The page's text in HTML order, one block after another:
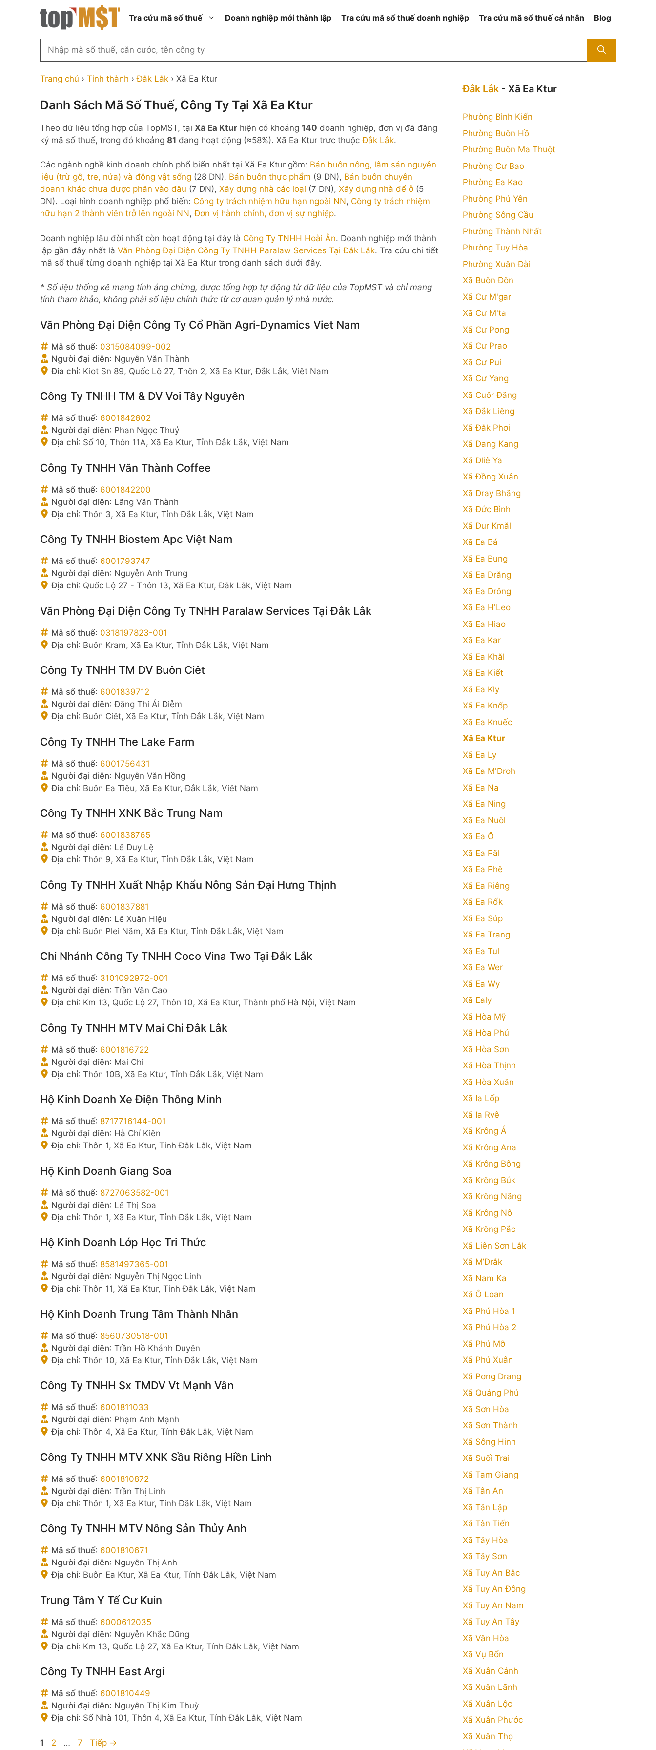
Tra cứu mã số thuế
Thành phố Hồ Chí Minh
Thành phố Hà Nội
Thành phố Đà Nẵng
Thành phố Hải Phòng
Thanh Hóa
Bắc Ninh
Nghệ An
Công ty cổ phần ngoài NN
Công ty hợp doanh
thành viên ngoài NN
thành viên trở lên ngoài NN
Công ty trách nhiệm hữu hạn
Doanh nghiệp 100% vốn đầu tư
nước ngoài
Hộ kinh doanh cá thể
Nhà nước
Ngừng hoạt động nhưng chưa
hoàn thành thủ tục đóng MST
Không hoạt động tại địa chỉ đã
đăng ký
Doanh nghiệp mới thành lập Tra cứu mã số thuế doanh nghiệp Tra cứu mã số thuế cá nhân Blog
Tìm
theo
công
người
đại
hoặc
mã
số
thuế
...
Trang chủ › Tỉnh thành ›Đắk Lắk › Xã Ea Ktur
Danh Sách Mã Số Thuế, Công Ty Tại Xã Ea Ktur
Theo dữ liệu tổng hợp của TopMST, tại Xã Ea Ktur hiện có khoảng 140 doanh nghiệp, đơn vị đã đăng
ký mã số thuế, trong đó khoảng 81 đang hoạt động (≈58%). Xã Ea Ktur trực thuộcĐắk Lắk.
Các ngành nghề kinh doanh chính phổ biến nhất tại Xã Ea Ktur gồm: Bán buôn nông, lâm sản nguyên
liệu (trừ gỗ, tre, nứa) và động vật sống (28 DN), Bán buôn thực phẩm (9 DN), Bán buôn chuyên
doanh khác chưa được phân vào đâu (7 DN), Xây dựng nhà các loại (7 DN), Xây dựng nhà để ở (5
DN). Loại hình doanh nghiệp phổ biến: Công ty trách nhiệm hữu hạn ngoài NN, Công ty trách nhiệm
hữu hạn 2 thành viên trở lên ngoài NN,Đơn vị hành chính, đơn vị sự nghiệp.
Doanh nghiệp lâu đời nhất còn hoạt động tại đây là Công Ty TNHH Hoài Ân. Doanh nghiệp mới thành
lập gần đây nhất là Văn Phòng Đại Diện Công Ty TNHH Paralaw Services Tại Đắk Lắk. Tra cứu chi tiết
mã số thuế từng doanh nghiệp tại Xã Ea Ktur trong danh sách dưới đây.
* Số liệu thống kê mang tính áng chừng, được tổng hợp tự động từ dữ liệu của TopMST và chỉ mang
tính tham khảo, không phải số liệu chính thức từ cơ quan quản lý nhà nước.
Văn Phòng Đại Diện Công Ty Cổ Phần Agri-Dynamics Viet Nam
Mã số thuế: 0315084099-002
Người đại diện: Nguyễn Văn Thành
Địa chỉ: Kiot Sn 89, Quốc Lộ 27, Thôn 2, Xã Ea Ktur, Đắk Lắk, Việt Nam
Công Ty TNHH TM & DV Voi Tây Nguyên
Mã số thuế: 6001842602
Người đại diện: Phan Ngọc Thuỷ
Địa chỉ: Số 10, Thôn 11A, Xã Ea Ktur, Tỉnh Đắk Lắk, Việt Nam
Công Ty TNHH Văn Thành Coffee
Mã số thuế: 6001842200
Người đại diện: Lăng Văn Thành
Địa chỉ: Thôn 3, Xã Ea Ktur, Tỉnh Đắk Lắk, Việt Nam
Công Ty TNHH Biostem Apc Việt Nam
Mã số thuế: 6001793747
Người đại diện: Nguyễn Anh Trung
Địa chỉ: Quốc Lộ 27 - Thôn 13, Xã Ea Ktur, Đắk Lắk, Việt Nam
Văn Phòng Đại Diện Công Ty TNHH Paralaw Services Tại Đắk Lắk
Mã số thuế: 0318197823-001
Địa chỉ: Buôn Kram, Xã Ea Ktur, Tỉnh Đắk Lắk, Việt Nam
Công Ty TNHH TM DV Buôn Ciêt
Mã số thuế: 6001839712
Người đại diện:Đặng Thị Ái Diễm
Địa chỉ: Buôn Ciêt, Xã Ea Ktur, Tỉnh Đắk Lắk, Việt Nam
Công Ty TNHH The Lake Farm
Mã số thuế: 6001756431
Người đại diện: Nguyễn Văn Hồng
Địa chỉ: Buôn Ea Tiêu, Xã Ea Ktur, Đắk Lắk, Việt Nam
Công Ty TNHH XNK Bắc Trung Nam
Mã số thuế: 6001838765
Người đại diện: Lê Duy Lệ
Địa chỉ: Thôn 9, Xã Ea Ktur, Tỉnh Đắk Lắk, Việt Nam
Công Ty TNHH Xuất Nhập Khẩu Nông Sản Đại Hưng Thịnh
Mã số thuế: 6001837881
Người đại diện: Lê Xuân Hiệu
Địa chỉ: Buôn Plei Năm, Xã Ea Ktur, Tỉnh Đắk Lắk, Việt Nam
Chi Nhánh Công Ty TNHH Coco Vina Two Tại Đắk Lắk
Mã số thuế: 3101092972-001
Người đại diện: Trần Văn Cao
Địa chỉ: Km 13, Quốc Lộ 27, Thôn 10, Xã Ea Ktur, Thành phố Hà Nội, Việt Nam
Công Ty TNHH MTV Mai Chi Đắk Lắk
Mã số thuế: 6001816722
Người đại diện: Mai Chi
Địa chỉ: Thôn 10B, Xã Ea Ktur, Tỉnh Đắk Lắk, Việt Nam
Hộ Kinh Doanh Xe Điện Thông Minh
Mã số thuế: 8717716144-001
Người đại diện: Hà Chí Kiên
Địa chỉ: Thôn 1, Xã Ea Ktur, Tỉnh Đắk Lắk, Việt Nam
Hộ Kinh Doanh Giang Soa
Mã số thuế: 8727063582-001
Người đại diện: Lê Thị Soa
Địa chỉ: Thôn 1, Xã Ea Ktur, Tỉnh Đắk Lắk, Việt Nam
Hộ Kinh Doanh Lớp Học Tri Thức
Mã số thuế: 8581497365-001
Người đại diện: Nguyễn Thị Ngọc Linh
Địa chỉ: Thôn 11, Xã Ea Ktur, Tỉnh Đắk Lắk, Việt Nam
Hộ Kinh Doanh Trung Tâm Thành Nhân
Mã số thuế: 8560730518-001
Người đại diện: Trần Hồ Khánh Duyên
Địa chỉ: Thôn 10, Xã Ea Ktur, Tỉnh Đắk Lắk, Việt Nam
Công Ty TNHH Sx TMDV Vt Mạnh Vân
Mã số thuế: 6001811033
Người đại diện: Phạm Anh Mạnh
Địa chỉ: Thôn 4, Xã Ea Ktur, Tỉnh Đắk Lắk, Việt Nam
Công Ty TNHH MTV XNK Sầu Riêng Hiền Linh
Mã số thuế: 6001810872
Người đại diện: Trần Thị Linh
Địa chỉ: Thôn 1, Xã Ea Ktur, Tỉnh Đắk Lắk, Việt Nam
Công Ty TNHH MTV Nông Sản Thủy Anh
Mã số thuế: 6001810671
Người đại diện: Nguyễn Thị Anh
Địa chỉ: Buôn Ea Ktur, Xã Ea Ktur, Tỉnh Đắk Lắk, Việt Nam
Trung Tâm Y Tế Cư Kuin
Mã số thuế: 6000612035
Người đại diện: Nguyễn Khắc Dũng
Địa chỉ: Km 13, Quốc Lộ 27, Xã Ea Ktur, Tỉnh Đắk Lắk, Việt Nam
Công Ty TNHH East Argi
Mã số thuế: 6001810449
Người đại diện: Nguyễn Thị Kim Thuỳ
Địa chỉ: Số Nhà 101, Thôn 4, Xã Ea Ktur, Tỉnh Đắk Lắk, Việt Nam
Trang
1 Trang
2 … Trang
7 Tiếp →
Đắk Lắk - Xã Ea Ktur
Phường Bình Kiến
Phường Buôn Hồ
Phường Buôn Ma Thuột
Phường Cư Bao
Phường Ea Kao
Phường Phú Yên
Phường Sông Cầu
Phường Thành Nhất
Phường Tuy Hòa
Phường Xuân Đài
Xã Buôn Đôn
Xã Cư M'gar
Xã Cư M'ta
Xã Cư Pơng
Xã Cư Prao
Xã Cư Pui
Xã Cư Yang
Xã Cuôr Đăng
Xã Đắk Liêng
Xã Đắk Phơi
Xã Dang Kang
Xã Dliê Ya
Xã Đồng Xuân
Xã Dray Bhăng
Xã Đức Bình
Xã Dur Kmăl
Xã Ea Bá
Xã Ea Bung
Xã Ea Drăng
Xã Ea Drông
Xã Ea H'Leo
Xã Ea Hiao
Xã Ea Kar
Xã Ea Khăl
Xã Ea Kiết
Xã Ea Kly
Xã Ea Knốp
Xã Ea Knuếc
Xã Ea Ktur
Xã Ea Ly
Xã Ea M'Droh
Xã Ea Na
Xã Ea Ning
Xã Ea Nuôl
Xã Ea Ô
Xã Ea Păl
Xã Ea Phê
Xã Ea Riêng
Xã Ea Rốk
Xã Ea Súp
Xã Ea Trang
Xã Ea Tul
Xã Ea Wer
Xã Ea Wy
Xã Ealy
Xã Hòa Mỹ
Xã Hòa Phú
Xã Hòa Sơn
Xã Hòa Thịnh
Xã Hòa Xuân
Xã Ia Lốp
Xã Ia Rvê
Xã Krông Á
Xã Krông Ana
Xã Krông Bông
Xã Krông Búk
Xã Krông Năng
Xã Krông Nô
Xã Krông Pắc
Xã Liên Sơn Lắk
Xã M’Drắk
Xã Nam Ka
Xã Ô Loan
Xã Phú Hòa 1
Xã Phú Hòa 2
Xã Phú Mỡ
Xã Phú Xuân
Xã Pơng Drang
Xã Quảng Phú
Xã Sơn Hòa
Xã Sơn Thành
Xã Sông Hinh
Xã Suối Trai
Xã Tam Giang
Xã Tân An
Xã Tân Lập
Xã Tân Tiến
Xã Tây Hòa
Xã Tây Sơn
Xã Tuy An Bắc
Xã Tuy An Đông
Xã Tuy An Nam
Xã Tuy An Tây
Xã Vân Hòa
Xã Vụ Bổn
Xã Xuân Cảnh
Xã Xuân Lãnh
Xã Xuân Lộc
Xã Xuân Phước
Xã Xuân Thọ